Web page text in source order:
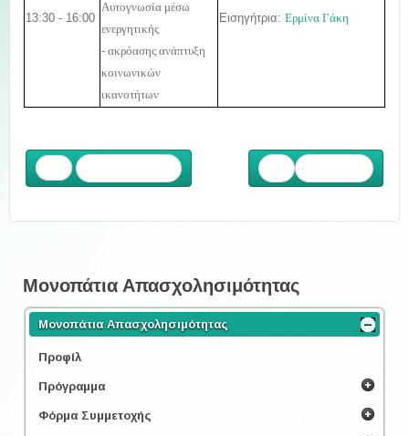
13:30 - 16:00
Αυτογνωσία μέσω
ενεργητικής
- ακρόασης ανάπτυξη
κοινωνικών
ικανοτήτων
Εισηγήτρια: Ερμίνα Γάκη
Μονοπάτια Απασχολησιμότητας
Μονοπάτια Απασχολησιμότητας
Προφίλ
Πρόγραμμα
Φόρμα Συμμετοχής